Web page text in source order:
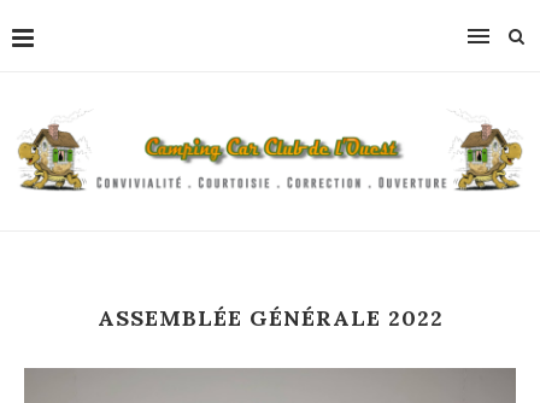
ASSEMBLÉE GÉNÉRALE 2022